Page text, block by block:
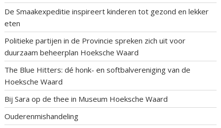
De Smaakexpeditie inspireert kinderen tot gezond en lekker
eten
Politieke partijen in de Provincie spreken zich uit voor
duurzaam beheerplan Hoeksche Waard
The Blue Hitters: dé honk- en softbalvereniging van de
Hoeksche Waard
Bij Sara op de thee in Museum Hoeksche Waard
Ouderenmishandeling